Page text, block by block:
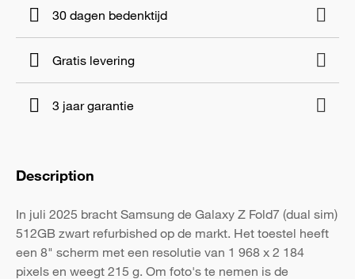
30 dagen bedenktijd
Gratis levering
3 jaar garantie
Description
In juli 2025 bracht Samsung de Galaxy Z Fold7 (dual sim)
512GB zwart refurbished op de markt. Het toestel heeft
een 8" scherm met een resolutie van 1 968 x 2 184
pixels en weegt 215 g. Om foto's te nemen is de